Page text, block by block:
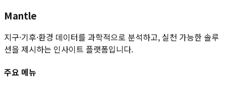
Mantle
지구·기후·환경 데이터를 과학적으로 분석하고, 실천 가능한 솔루
션을 제시하는 인사이트 플랫폼입니다.
주요 메뉴